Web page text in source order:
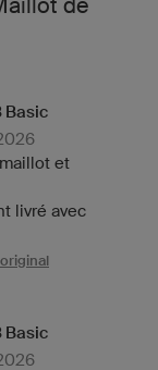
de
Basic
et
livré avec
Basic